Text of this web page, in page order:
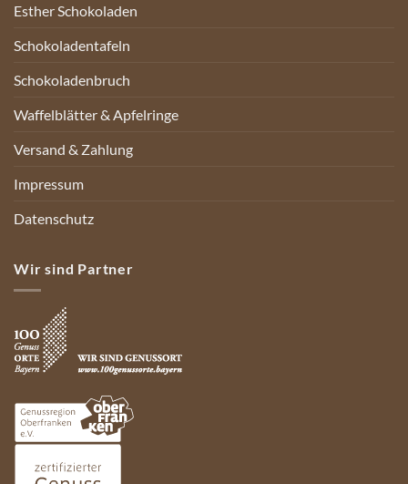
Esther Schokoladen
Schokoladentafeln
Schokoladenbruch
Waffelblätter & Apfelringe
Versand & Zahlung
Impressum
Datenschutz
Wir sind Partner